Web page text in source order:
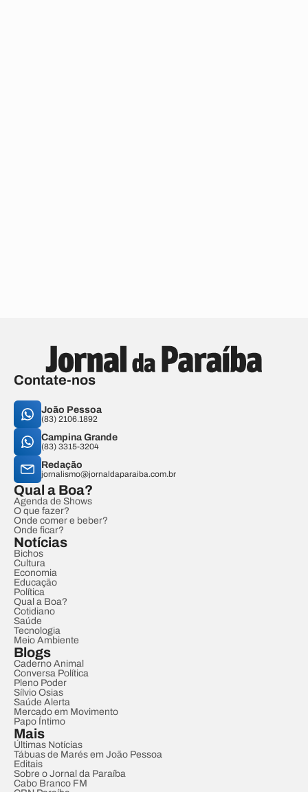
Contate-nos
João Pessoa
(83) 2106.1892
Campina Grande
(83) 3315-3204
Redação
jornalismo@jornaldaparaiba.com.br
Qual a Boa?
Agenda de Shows
O que fazer?
Onde comer e beber?
Onde ficar?
Notícias
Bichos
Cultura
Economia
Educação
Política
Qual a Boa?
Cotidiano
Saúde
Tecnologia
Meio Ambiente
Blogs
Caderno Animal
Conversa Política
Pleno Poder
Sílvio Osias
Saúde Alerta
Mercado em Movimento
Papo Íntimo
Mais
Últimas Notícias
Tábuas de Marés em João Pessoa
Editais
Sobre o Jornal da Paraíba
Cabo Branco FM